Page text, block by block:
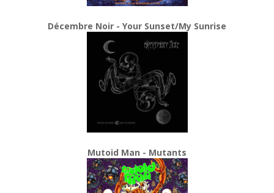
Décembre Noir - Your Sunset/My Sunrise
Mutoid Man - Mutants